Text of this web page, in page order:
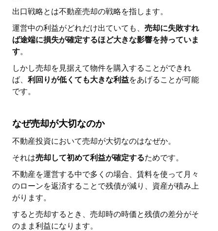
出口戦略とは不動産売却の戦略を指します。
運営中の利益がどれだけ出ていても、 売却に失敗すれ
ば途端に損失が確定するほど大きな影響を持っていま
す。
しかし売却を見据えて物件を購入することができれ
ば、 利回りが低くても大きな利益をあげることが可能
です。
なぜ売却が大切なのか
不動産投資において売却が大切なのはなぜか。
それは売却して初めて利益が確定するためです。
不動産を運営する中で多くの場合、賃料を使って月々
のローンを返済することで残債が減り、資産が積み上
がります。
すると売却するとき、売却時の時価と残債の差分がそ
のまま利益になります。